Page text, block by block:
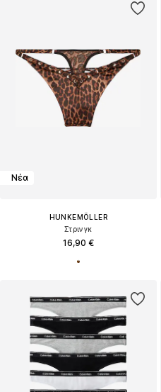
Νέα
HUNKEMÖLLER
Στρινγκ
16,90 €